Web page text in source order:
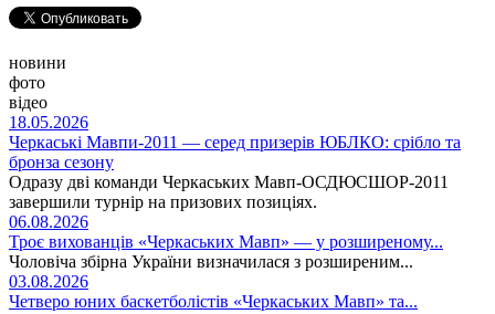
новини
фото
відео
18.05.2026
Черкаські Мавпи-2011 — серед призерів ЮБЛКО: срібло та
бронза сезону
Одразу дві команди Черкаських Мавп-ОСДЮСШОР-2011
завершили турнір на призових позиціях.
06.08.2026
Троє вихованців «Черкаських Мавп» — у розширеному...
Чоловіча збірна України визначилася з розширеним...
03.08.2026
Четверо юних баскетболістів «Черкаських Мавп» та...